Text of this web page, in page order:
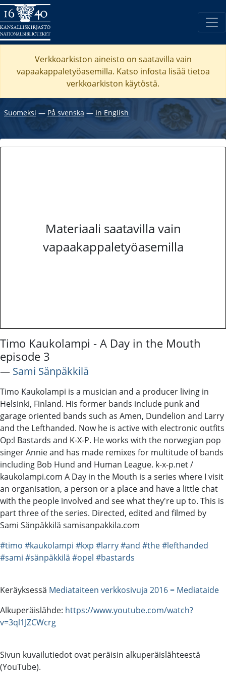
Verkkoarkiston aineisto on saatavilla vain
vapaakappaletyöasemilla. Katso infosta lisää tietoa
verkkoarkiston käytöstä.
Suomeksi ― På svenska ― In English
Materiaali saatavilla vain
vapaakappaletyöasemilla
Timo Kaukolampi - A Day in the Mouth
episode 3
― Sami Sänpäkkilä
Timo Kaukolampi is a musician and a producer living in
Helsinki, Finland. His former bands include punk and
garage oriented bands such as Amen, Dundelion and Larry
and the Lefthanded. Now he is active with electronic outfits
Op:l Bastards and K-X-P. He works with the norwegian pop
singer Annie and has made remixes for multitude of bands
including Bob Hund and Human League. k-x-p.net /
kaukolampi.com A Day in the Mouth is a series where I visit
an organisation, a person or a place and have a little chat
with the people involved and see what they're up to. This is
part three of the series. Directed, edited and filmed by
Sami Sänpäkkilä samisanpakkila.com
#timo #kaukolampi #kxp #larry#and #the#lefthanded
#sami #sänpäkkilä #opel #bastards
Keräyksessä Mediataiteen verkkosivuja 2016 = Mediataide
Alkuperäislähde: https://www.youtube.com/watch?
v=3ql1JZCWcrg
Sivun kuvailutiedot ovat peräisin alkuperäislähteestä
(YouTube).